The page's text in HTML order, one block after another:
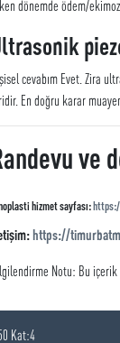
dönemde ödem/
cevabım Evet. Zira
En doğru karar
ve
hizmet sayfası:
https://
Notu: Bu içerik
Kat:4